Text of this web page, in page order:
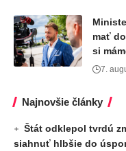
mať
si
7.
Najnovšie články
Štát odklepol tvrdú
siahnuť hlbšie do